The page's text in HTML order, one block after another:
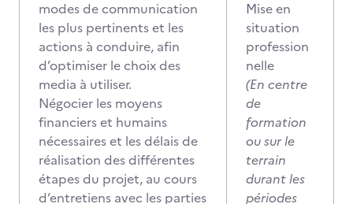
modes de communication
les plus pertinents et les
actions à conduire, afin
d’optimiser le choix des
media à utiliser.
Négocier les moyens
financiers et humains
nécessaires et les délais de
réalisation des différentes
étapes du projet, au cours
d’entretiens avec les parties
Mise en
situation
profession
nelle
(En centre
de
formation
ou sur le
terrain
durant les
périodes